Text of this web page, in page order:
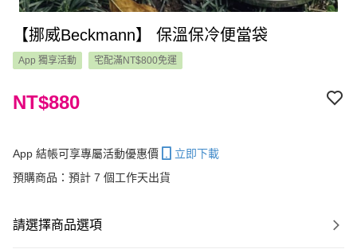
【挪威Beckmann】 保溫保冷便當袋
App 獨享活動 宅配滿NT$800免運
NT$880
App 結帳可享專屬活動優惠價
立即下載
預購商品：預計 7 個工作天出貨
請選擇商品選項